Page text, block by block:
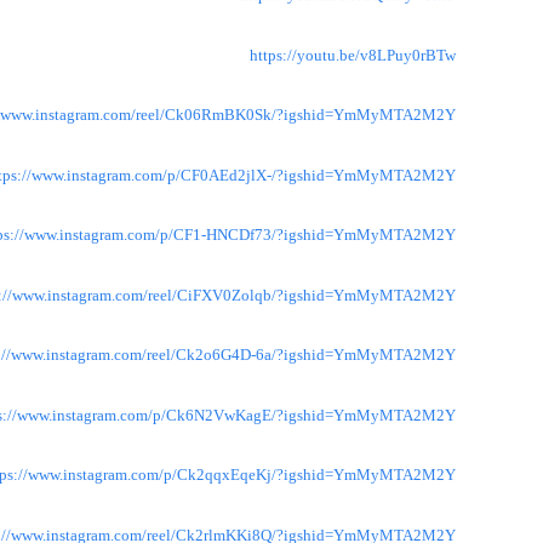
https://youtu.be/v8LPuy0rBTw
reel/Ck06RmBK0Sk/?igshid=YmMyMTA2M2Y=
www.instagram.com/p/CF0AEd2jlX-/?igshid=YmMyMTA2M2Y=
www.instagram.com/p/CF1-HNCDf73/?igshid=YmMyMTA2M2Y=
www.instagram.com/reel/CiFXV0Zolqb/?igshid=YmMyMTA2M2Y=
www.instagram.com/reel/Ck2o6G4D-6a/?igshid=YmMyMTA2M2Y=
www.instagram.com/p/Ck6N2VwKagE/?igshid=YmMyMTA2M2Y=
www.instagram.com/p/Ck2qqxEqeKj/?igshid=YmMyMTA2M2Y=
www.instagram.com/reel/Ck2rlmKKi8Q/?igshid=YmMyMTA2M2Y=